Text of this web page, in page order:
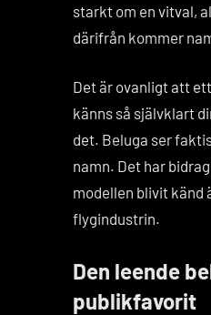
starkt om en vitval,
därifrån kommer
Det är ovanligt att
känns så självklart
det. Beluga ser
namn. Det har
modellen blivit känd
flygindustrin.
Den leende
publikfavorit